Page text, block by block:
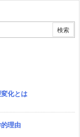
化とは
理由